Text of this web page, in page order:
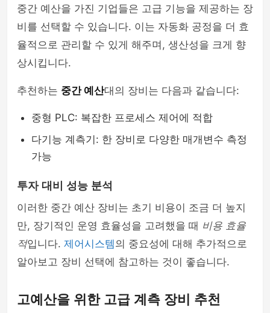
중간 예산을 가진 기업들은 고급 기능을 제공하는 장
비를 선택할 수 있습니다. 이는 자동화 공정을 더 효
율적으로 관리할 수 있게 해주며, 생산성을 크게 향
상시킵니다.
추천하는 중간 예산대의 장비는 다음과 같습니다:
중형 PLC: 복잡한 프로세스 제어에 적합
다기능 계측기: 한 장비로 다양한 매개변수 측정
가능
투자 대비 성능 분석
이러한 중간 예산 장비는 초기 비용이 조금 더 높지
만, 장기적인 운영 효율성을 고려했을 때 비용 효율
적입니다. 제어시스템의 중요성에 대해 추가적으로
알아보고 장비 선택에 참고하는 것이 좋습니다.
고예산을 위한 고급 계측 장비 추천